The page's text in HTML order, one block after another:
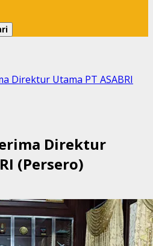
Direktur Utama PT ASABRI
Direktur
(Persero)